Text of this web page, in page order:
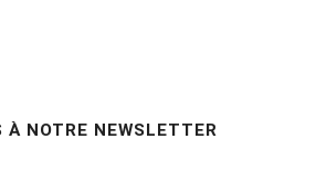
À NOTRE NEWSLETTER